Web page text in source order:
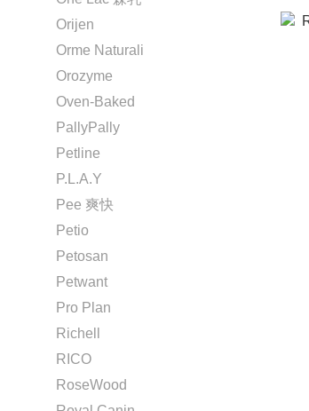
Orijen
Orme Naturali
Orozyme
Oven-Baked
PallyPally
Petline
P.L.A.Y
Pee 爽快
Petio
Petosan
Petwant
Pro Plan
Richell
RICO
RoseWood